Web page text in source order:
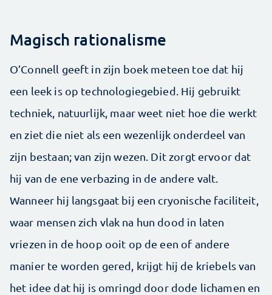
Magisch rationalisme
O’Connell geeft in zijn boek meteen toe dat hij
een leek is op technologiegebied. Hij gebruikt
techniek, natuurlijk, maar weet niet hoe die werkt
en ziet die niet als een wezenlijk onderdeel van
zijn bestaan; van zijn wezen. Dit zorgt ervoor dat
hij van de ene verbazing in de andere valt.
Wanneer hij langsgaat bij een cryonische faciliteit,
waar mensen zich vlak na hun dood in laten
vriezen in de hoop ooit op de een of andere
manier te worden gered, krijgt hij de kriebels van
het idee dat hij is omringd door dode lichamen en